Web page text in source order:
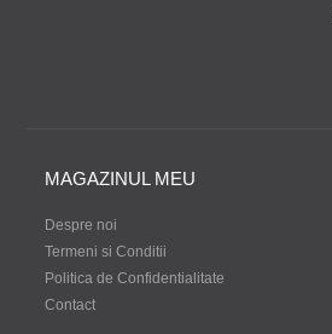
MAGAZINUL MEU
Despre noi
Termeni si Conditii
Politica de Confidentialitate
Contact